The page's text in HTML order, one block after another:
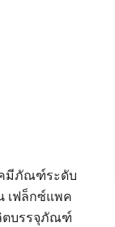
คมีภัณฑ์ระดับ
เฟล็กซ์แพค
ตบรรจุภัณฑ์